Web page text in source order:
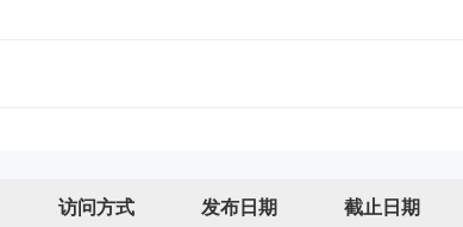
访问方式 发布日期 截止日期